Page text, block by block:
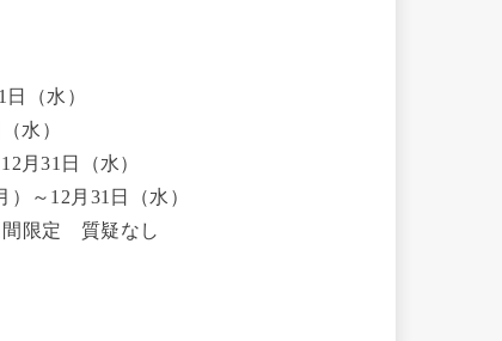
（水）
（水）
月31日（水）
～12月31日（水）
間限定 質疑なし